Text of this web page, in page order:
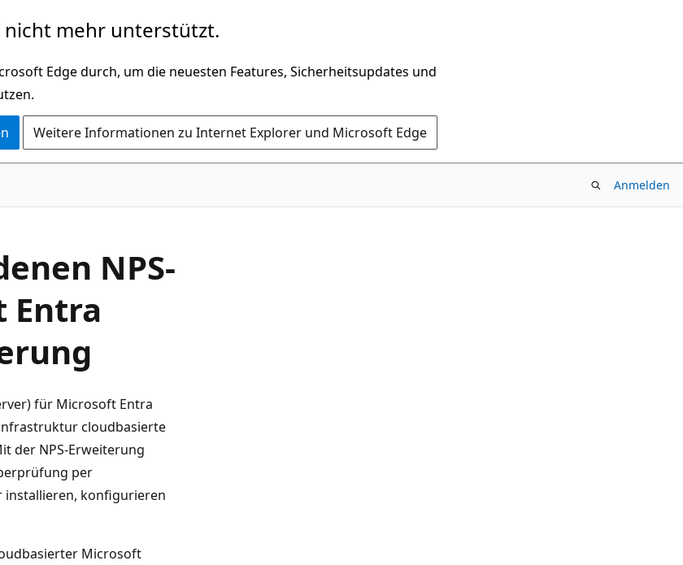
mehr unterstützt.
Edge durch, um die neuesten Features, Sicherheitsupdates und
Weitere Informationen zu Internet Explorer und Microsoft Edge
Anmelden
NPS-
für Microsoft Entra
cloudbasierte
der NPS-Erweiterung
per
installieren, konfigurieren
Microsoft